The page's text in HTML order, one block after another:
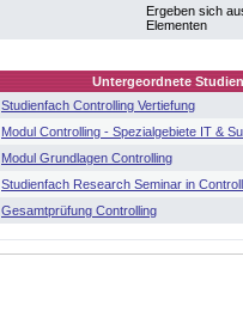
Ergeben sich
Elementen
Untergeordnete
Studienfach Controlling Vertiefung
Modul Controlling - Spezialgebiete IT &
Modul Grundlagen Controlling
Studienfach Research Seminar in
Gesamtprüfung Controlling